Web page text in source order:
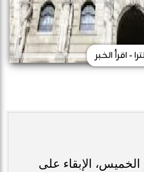
- اقرأ الخبر
الخميس، الإبقاء على